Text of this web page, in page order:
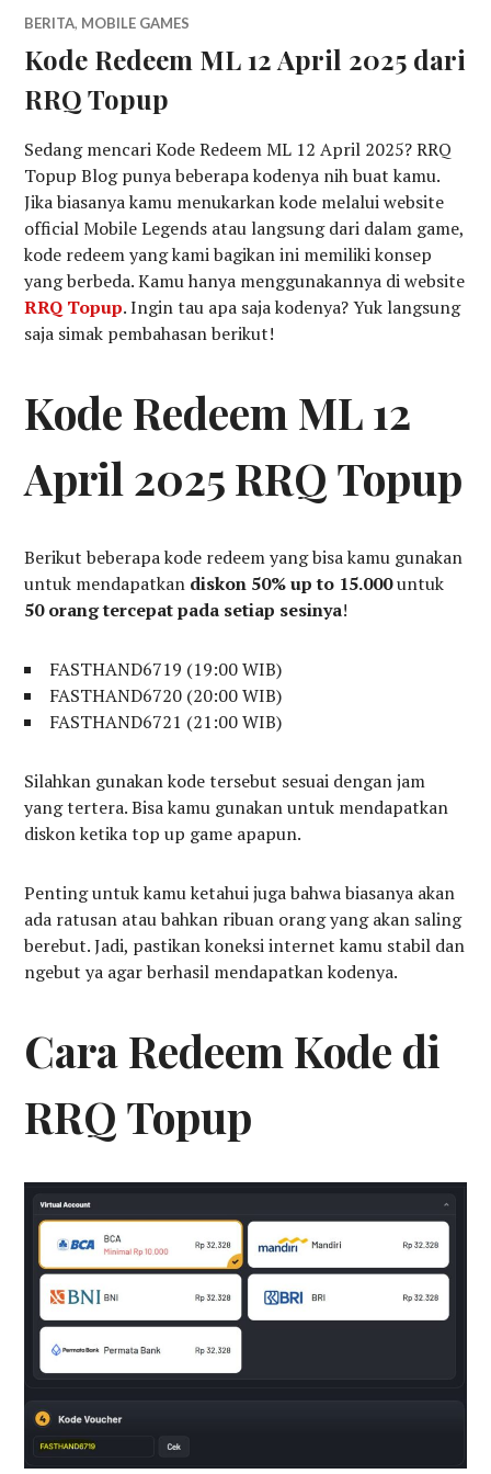
BERITA, MOBILE GAMES
Kode Redeem ML 12 April 2025 dari
RRQ Topup
Sedang mencari Kode Redeem ML 12 April 2025? RRQ
Topup Blog punya beberapa kodenya nih buat kamu.
Jika biasanya kamu menukarkan kode melalui website
official Mobile Legends atau langsung dari dalam game,
kode redeem yang kami bagikan ini memiliki konsep
yang berbeda. Kamu hanya menggunakannya di website
RRQ Topup. Ingin tau apa saja kodenya? Yuk langsung
saja simak pembahasan berikut!
Kode Redeem ML 12
April 2025 RRQ Topup
Berikut beberapa kode redeem yang bisa kamu gunakan
untuk mendapatkan diskon 50% up to 15.000untuk
50 orang tercepat pada setiap sesinya!
FASTHAND6719 (19:00 WIB)
FASTHAND6720 (20:00 WIB)
FASTHAND6721 (21:00 WIB)
Silahkan gunakan kode tersebut sesuai dengan jam
yang tertera. Bisa kamu gunakan untuk mendapatkan
diskon ketika top up game apapun.
Penting untuk kamu ketahui juga bahwa biasanya akan
ada ratusan atau bahkan ribuan orang yang akan saling
berebut. Jadi, pastikan koneksi internet kamu stabil dan
ngebut ya agar berhasil mendapatkan kodenya.
Cara Redeem Kode di
RRQ Topup